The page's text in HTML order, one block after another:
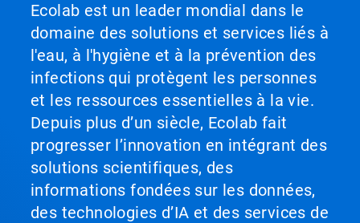
Ecolab est un leader mondial dans le
domaine des solutions et services liés à
l'eau, à l'hygiène et à la prévention des
infections qui protègent les personnes
et les ressources essentielles à la vie.
Depuis plus d’un siècle, Ecolab fait
progresser l’innovation en intégrant des
solutions scientifiques, des
informations fondées sur les données,
des technologies d’IA et des services de